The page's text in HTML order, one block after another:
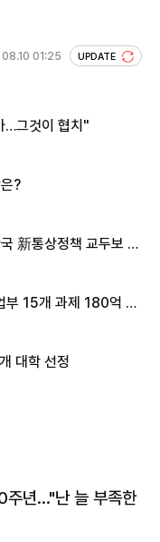
08.10 01:25 UPDATE
…그것이 협치"
?
新통상정책 교두보 활
부 15개 과제 180억 지
대학 선정
주년…"난 늘 부족한